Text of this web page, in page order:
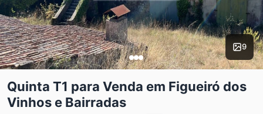
9
Quinta T1 para Venda em Figueiró dos
Vinhos e Bairradas